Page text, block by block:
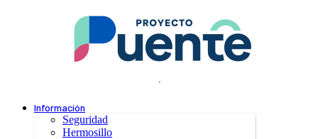
.
Información
Seguridad
Hermosillo